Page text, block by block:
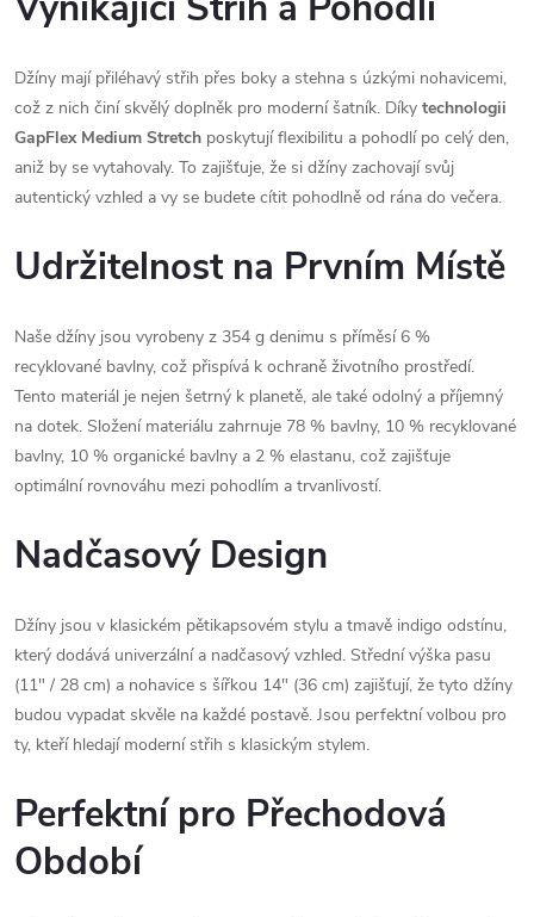
Džíny mají přiléhavý střih přes boky a stehna s úzkými nohavicemi,
což z nich činí skvělý doplněk pro moderní šatník. Díky technologii
GapFlex Medium Stretch poskytují flexibilitu a pohodlí po celý den,
aniž by se vytahovaly. To zajišťuje, že si džíny zachovají svůj
autentický vzhled a vy se budete cítit pohodlně od rána do večera.
Udržitelnost na Prvním Místě
Naše džíny jsou vyrobeny z 354 g denimu s příměsí 6 %
recyklované bavlny, což přispívá k ochraně životního prostředí.
Tento materiál je nejen šetrný k planetě, ale také odolný a příjemný
na dotek. Složení materiálu zahrnuje 78 % bavlny, 10 % recyklované
bavlny, 10 % organické bavlny a 2 % elastanu, což zajišťuje
optimální rovnováhu mezi pohodlím a trvanlivostí.
Nadčasový Design
Džíny jsou v klasickém pětikapsovém stylu a tmavě indigo odstínu,
který dodává univerzální a nadčasový vzhled. Střední výška pasu
(11" / 28 cm) a nohavice s šířkou 14" (36 cm) zajišťují, že tyto džíny
budou vypadat skvěle na každé postavě. Jsou perfektní volbou pro
ty, kteří hledají moderní střih s klasickým stylem.
Perfektní pro Přechodová
Období